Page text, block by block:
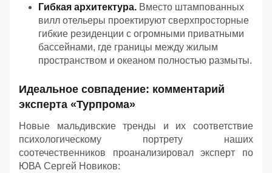
Гибкая архитектура. Вместо штампованных
вилл отельеры проектируют сверхпросторные
гибкие резиденции с огромными приватными
бассейнами, где границы между жилым
пространством и океаном полностью размыты.
Идеальное совпадение: комментарий
эксперта «Турпрома»
Новые мальдивские тренды и их соответствие
психологическому портрету наших
соотечественников проанализировал эксперт по
ЮВА Сергей Новиков: